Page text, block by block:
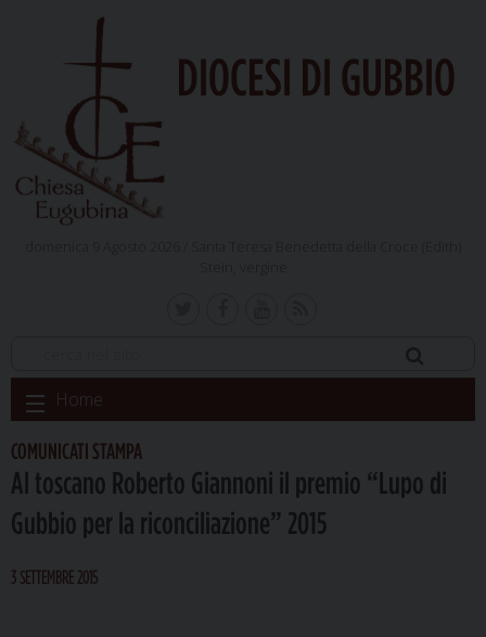
DIOCESI DI GUBBIO
Skip
to
content
Home
COMUNICATI STAMPA
Al toscano Roberto Giannoni il premio “Lupo di
Gubbio per la riconciliazione” 2015
3 SETTEMBRE 2015